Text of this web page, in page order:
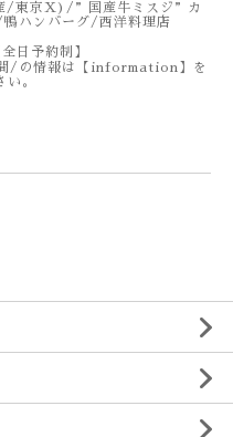
/東京X)/”国産牛ミスジ”カ
ハンバーグ/西洋料理店
日予約制】
/の情報は【information】を
い。